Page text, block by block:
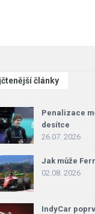
články
Penalizace
desítce
26.07. 2026
Jak může
02.08. 2026
IndyCar